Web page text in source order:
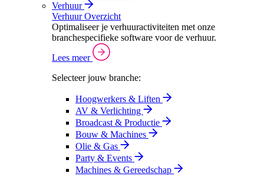
Verhuur
Verhuur Overzicht
Optimaliseer je verhuuractiviteiten met onze
branchespecifieke software voor de verhuur.
Lees meer
Selecteer jouw branche:
Hoogwerkers & Liften
AV & Verlichting
Broadcast & Productie
Bouw & Machines
Olie & Gas
Party & Events
Machines & Gereedschap